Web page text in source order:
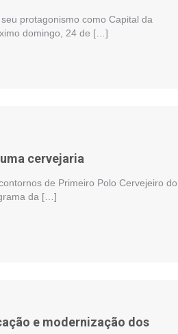
protagonismo como Capital da
domingo, 24 de […]
cervejaria
de Primeiro Polo Cervejeiro do
da […]
e modernização dos